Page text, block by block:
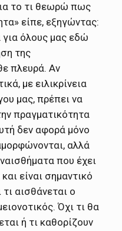
το τι θεωρώ πως
είπε, εξηγώντας:
όλους μας εδώ
της
πλευρά. Αν
με ειλικρίνεια
μας, πρέπει να
πραγματικότητα
δεν αφορά μόνο
αλλά
που έχει
είναι σημαντικό
αισθάνεται ο
Όχι τι θα
ή τι καθορίζουν